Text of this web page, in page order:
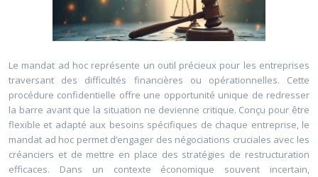
Le mandat ad hoc représente un outil précieux pour les entreprises
traversant des difficultés financières ou opérationnelles. Cette
procédure confidentielle offre une opportunité unique de redresser
la barre avant que la situation ne devienne critique. Conçu pour être
flexible et adapté aux besoins spécifiques de chaque entreprise, le
mandat ad hoc permet d’engager des négociations cruciales avec les
créanciers et de mettre en place des stratégies de restructuration
efficaces. Dans un contexte économique souvent incertain,